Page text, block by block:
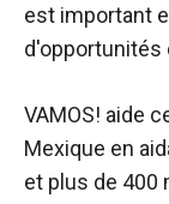
est important
d'opportunités
VAMOS! aide
Mexique en
et plus de 400